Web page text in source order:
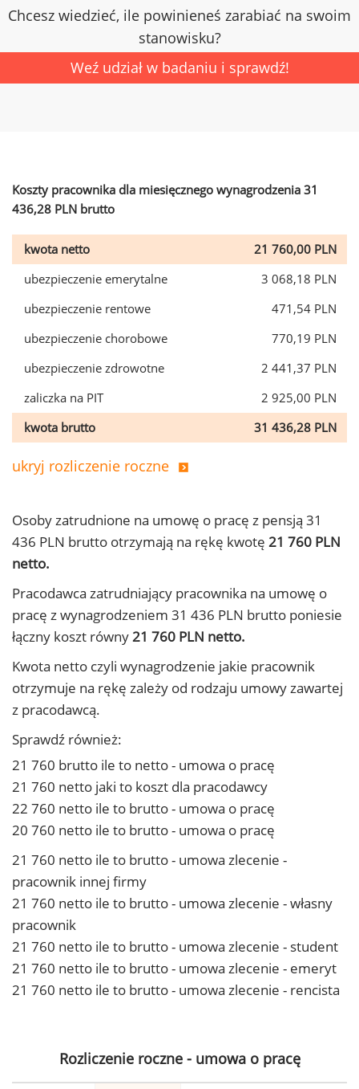
Chcesz wiedzieć, ile powinieneś zarabiać na swoim
stanowisku?
Weź udział w badaniu i sprawdź!
Koszty pracownika dla miesięcznego wynagrodzenia 31
436,28 PLN brutto
kwota netto
21 760,00 PLN
ubezpieczenie emerytalne
3 068,18 PLN
ubezpieczenie rentowe
471,54 PLN
ubezpieczenie chorobowe
770,19 PLN
ubezpieczenie zdrowotne
2 441,37 PLN
zaliczka na PIT
2 925,00 PLN
kwota brutto
31 436,28 PLN
ukryj rozliczenie roczne
Osoby zatrudnione na umowę o pracę z pensją 31
436 PLN brutto otrzymają na rękę kwotę 21 760 PLN
netto.
Pracodawca zatrudniający pracownika na umowę o
pracę z wynagrodzeniem 31 436 PLN brutto poniesie
łączny koszt równy21 760 PLN netto.
Kwota netto czyli wynagrodzenie jakie pracownik
otrzymuje na rękę zależy od rodzaju umowy zawartej
z pracodawcą.
Sprawdź również:
21 760 brutto ile to netto - umowa o pracę
21 760 netto jaki to koszt dla pracodawcy
22 760 netto ile to brutto - umowa o pracę
20 760 netto ile to brutto - umowa o pracę
21 760 netto ile to brutto - umowa zlecenie -
pracownik innej firmy
21 760 netto ile to brutto - umowa zlecenie - własny
pracownik
21 760 netto ile to brutto - umowa zlecenie - student
21 760 netto ile to brutto - umowa zlecenie - emeryt
21 760 netto ile to brutto - umowa zlecenie - rencista
Rozliczenie roczne - umowa o pracę